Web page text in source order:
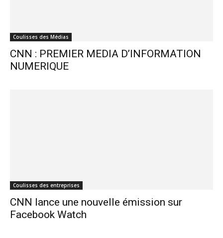
Coulisses des Médias
CNN : PREMIER MEDIA D’INFORMATION
NUMERIQUE
Coulisses des entreprises
CNN lance une nouvelle émission sur
Facebook Watch